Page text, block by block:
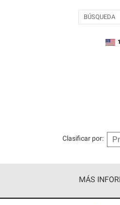
BÚSQUEDA
Clasificar por:
MÁS